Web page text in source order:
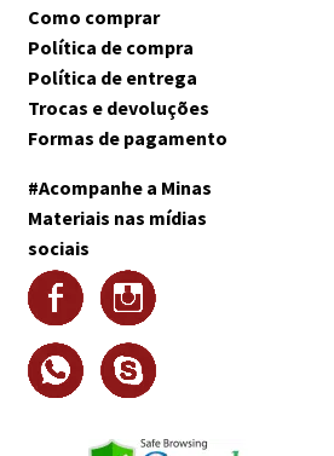
Como comprar
Política de compra
Política de entrega
Trocas e devoluções
Formas de pagamento
#Acompanhe a Minas
Materiais nas mídias
sociais